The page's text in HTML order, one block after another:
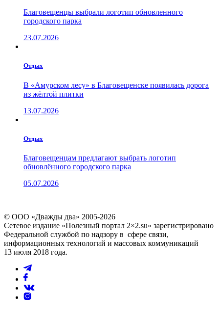
Благовещенцы выбрали логотип обновленного
городского парка
23.07.2026
Отдых
В «Амурском лесу» в Благовещенске появилась дорога
из жёлтой плитки
13.07.2026
Отдых
Благовещенцам предлагают выбрать логотип
обновлённого городского парка
05.07.2026
© ООО «Дважды два» 2005-2026
Сетевое издание «Полезный портал 2×2.su» зарегистрировано
Федеральной службой по надзору в сфере связи,
информационных технологий и массовых коммуникаций
13 июля 2018 года.